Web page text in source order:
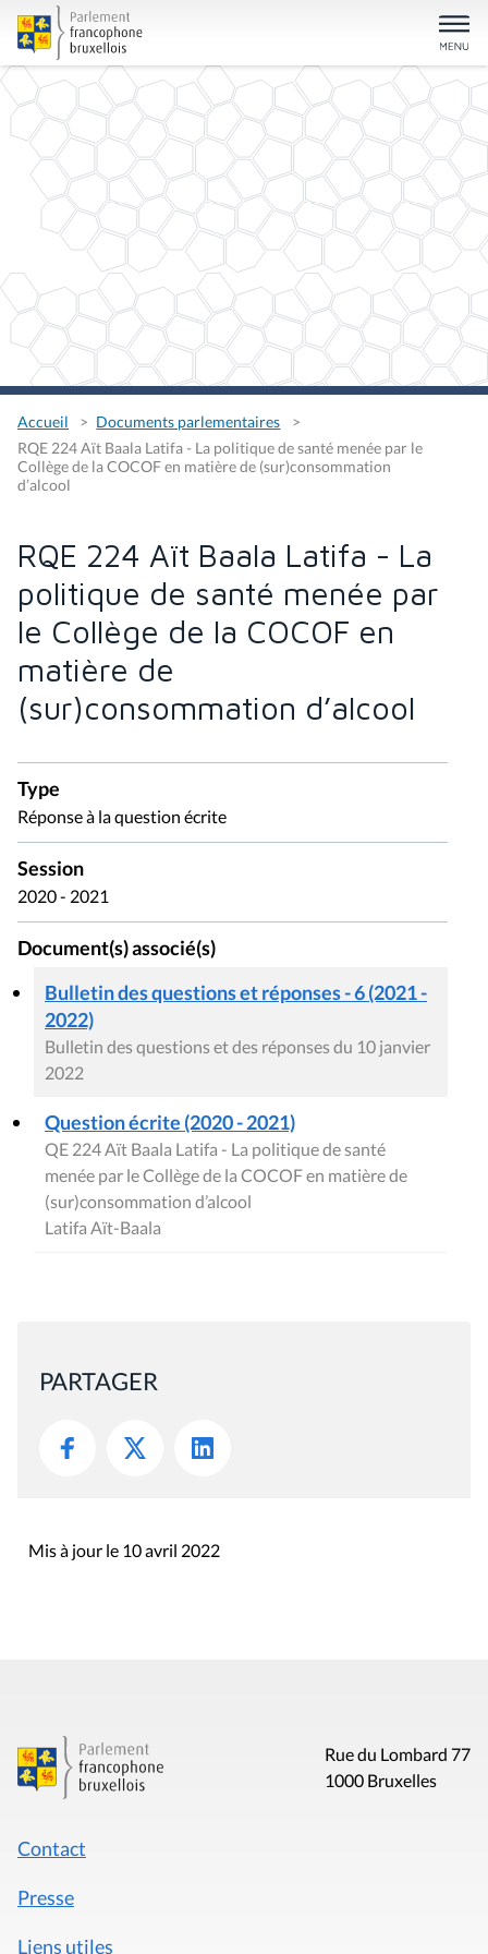
Accueil
Documents parlementaires
RQE 224 Aït Baala Latifa - La politique de santé menée par le
Collège de la COCOF en matière de (sur)consommation
d’alcool
RQE 224 Aït Baala Latifa - La
politique de santé menée par
le Collège de la COCOF en
matière de
(sur)consommation d’alcool
Type
Réponse à la question écrite
Session
2020 - 2021
Document(s) associé(s)
Bulletin des questions et réponses - 6 (2021 -
2022)
Bulletin des questions et des réponses du 10 janvier
2022
Question écrite (2020 - 2021)
QE 224 Aït Baala Latifa - La politique de santé
menée par le Collège de la COCOF en matière de
(sur)consommation d’alcool
Latifa Aït-Baala
PARTAGER
Mis à jour le 10 avril 2022
Rue du Lombard 77
1000 Bruxelles
Contact
Presse
Liens utiles